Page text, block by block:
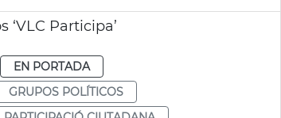
Participa’
EN PORTADA
GRUPOS POLÍTICOS